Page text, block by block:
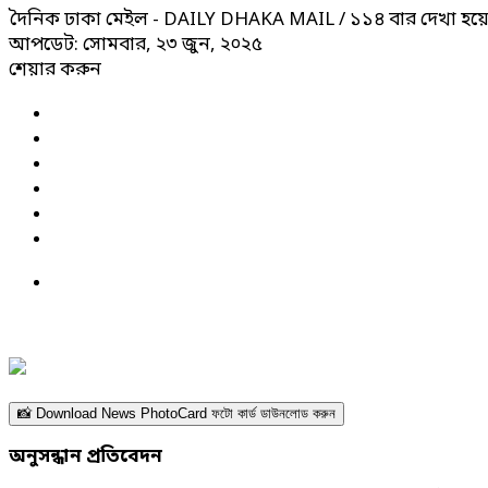
দৈনিক ঢাকা মেইল - DAILY DHAKA MAIL/ ১১৪ বার দেখা
আপডেট: সোমবার, ২৩ জুন, ২০২৫
শেয়ার করুন
📸 Download News PhotoCard ফটো কার্ড ডাউনলোড করুন
অনুসন্ধান প্রতিবেদন